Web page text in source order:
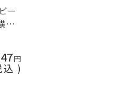
ー
田
込